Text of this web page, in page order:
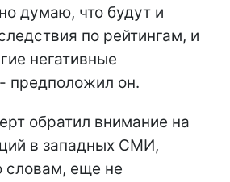
думаю, что будут и
по рейтингам, и
негативные
предположил он.
обратил внимание на
в западных СМИ,
словам, еще не